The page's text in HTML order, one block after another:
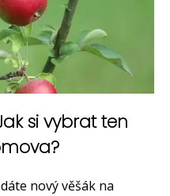
si vybrat ten
nový věšák na